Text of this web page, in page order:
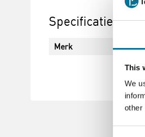
This
We
other
Specificaties
Merk